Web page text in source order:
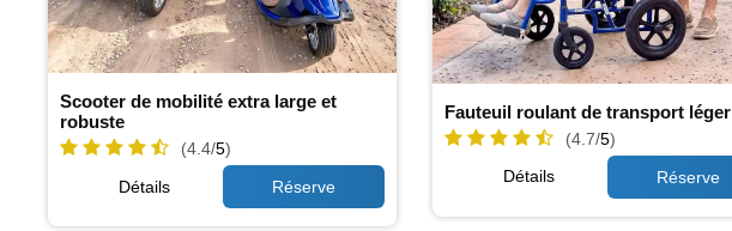
Scooter de mobilité extra large et
robuste
(4.4/5)
Détails
Fauteuil roulant de transport léger
(4.7/5)
Détails